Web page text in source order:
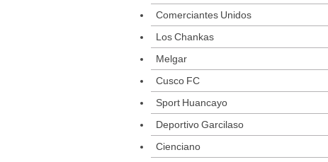
Comerciantes Unidos
Los Chankas
Melgar
Cusco FC
Sport Huancayo
Deportivo Garcilaso
Cienciano